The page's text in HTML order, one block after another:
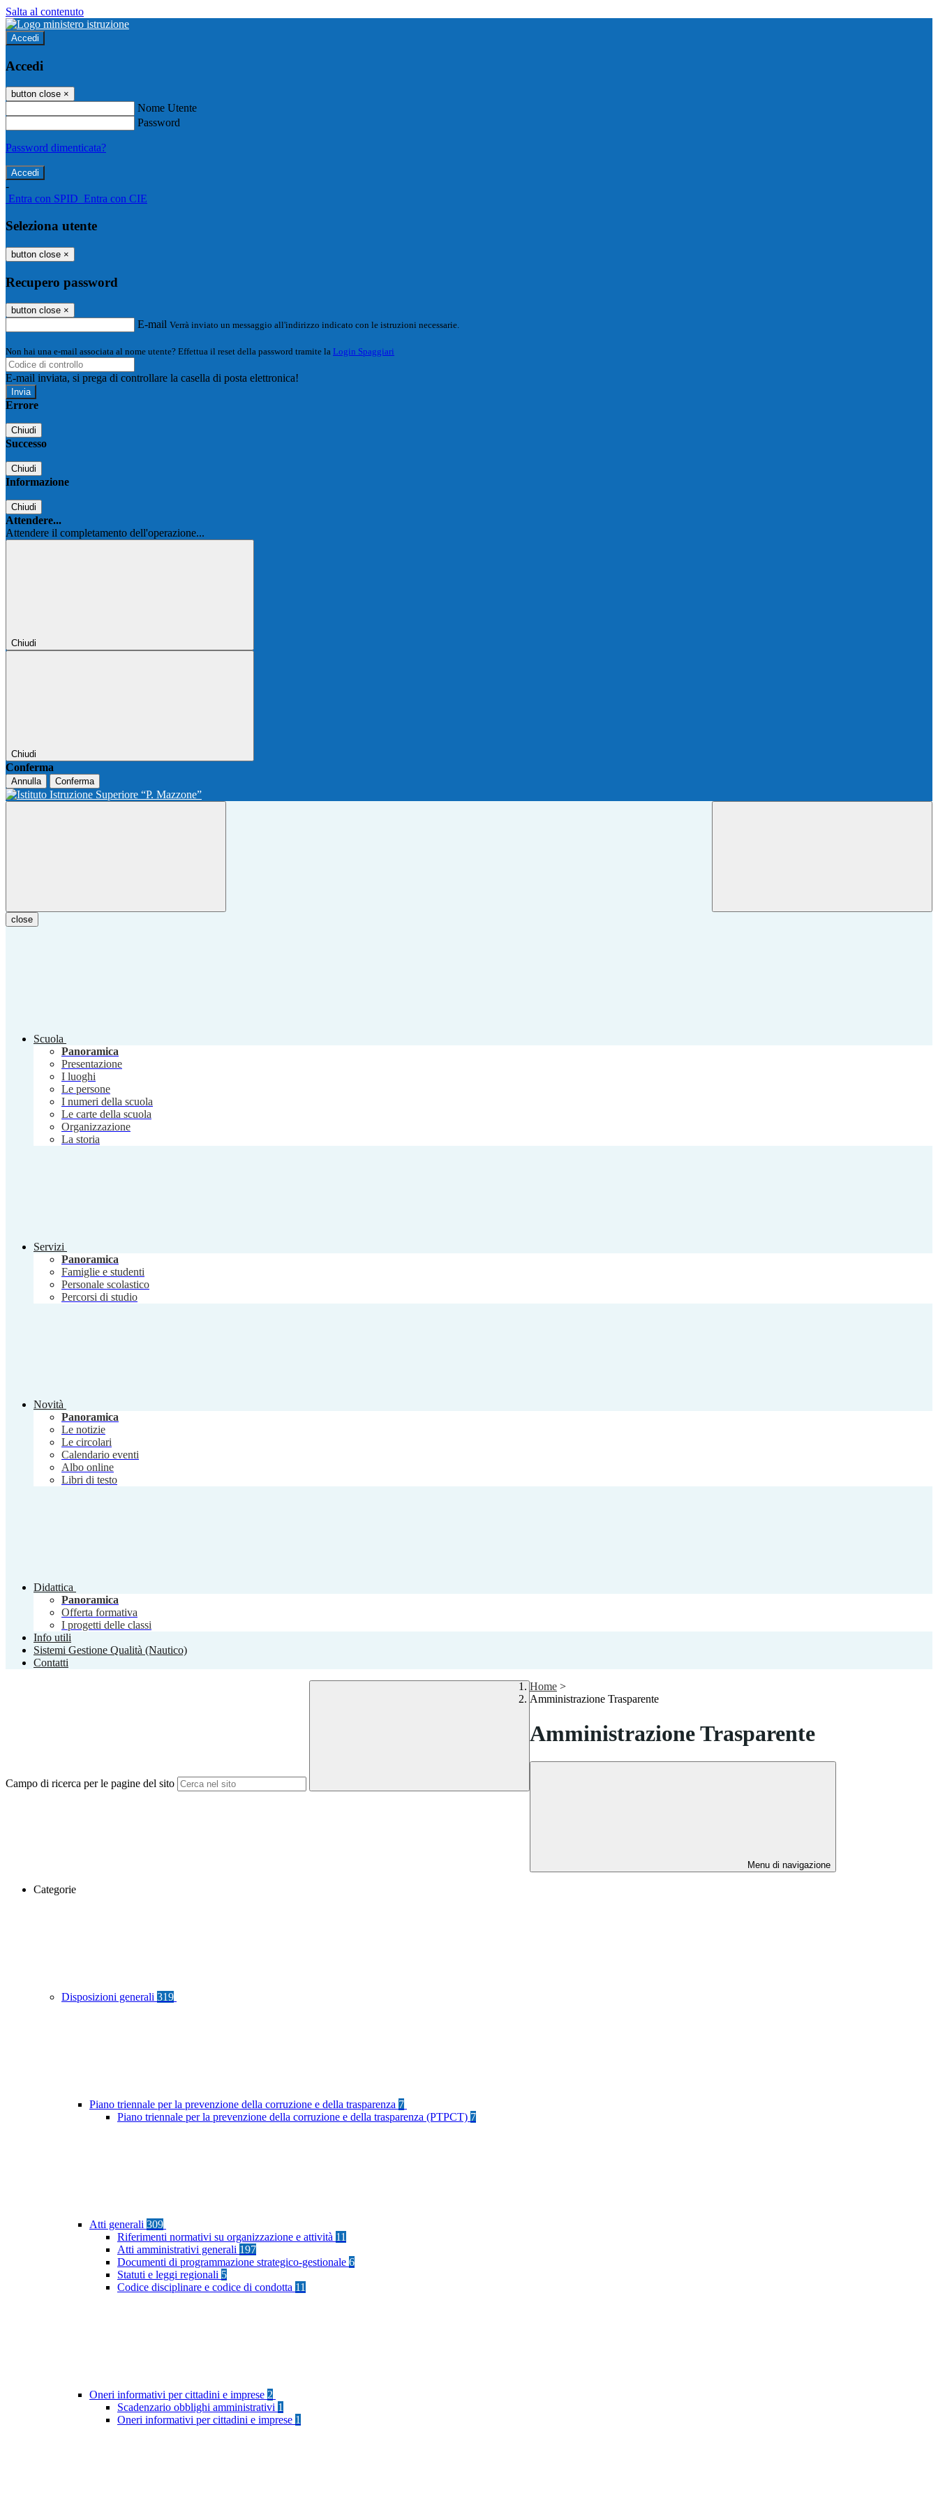
Salta al contenuto
Accedi
Accedi
button close ×
Nome Utente
Password
Password dimenticata?
-
Entra con SPID Entra con CIE
Seleziona utente
button close ×
Recupero password
button close ×
E-mail Verrà inviato un messaggio all'indirizzo indicato con le istruzioni necessarie.
Non hai una e-mail associata al nome utente? Effettua il reset della password tramite la Login Spaggiari
E-mail inviata, si prega di controllare la casella di posta elettronica!
Errore
Chiudi
Successo
Chiudi
Informazione
Chiudi
Attendere...
Attendere il completamento dell'operazione...
Chiudi
Chiudi
Conferma
Annulla Conferma
close
Scuola
Panoramica
Presentazione
I luoghi
Le persone
I numeri della scuola
Le carte della scuola
Organizzazione
La storia
Servizi
Panoramica
Famiglie e studenti
Personale scolastico
Percorsi di studio
Novità
Panoramica
Le notizie
Le circolari
Calendario eventi
Albo online
Libri di testo
Didattica
Panoramica
Offerta formativa
I progetti delle classi
Info utili
Sistemi Gestione Qualità (Nautico)
Contatti
Campo di ricerca per le pagine del sito
Home >
Amministrazione Trasparente
Amministrazione Trasparente
Menu di navigazione
Categorie
Disposizioni generali 319
Piano triennale per la prevenzione della corruzione e della trasparenza 7
Piano triennale per la prevenzione della corruzione e della trasparenza (PTPCT) 7
Atti generali 309
Riferimenti normativi su organizzazione e attività 11
Atti amministrativi generali 197
Documenti di programmazione strategico-gestionale 6
Statuti e leggi regionali 5
Codice disciplinare e codice di condotta 11
Oneri informativi per cittadini e imprese 2
Scadenzario obblighi amministrativi 1
Oneri informativi per cittadini e imprese 1